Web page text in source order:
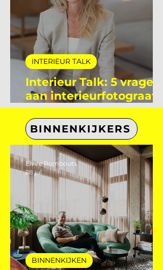
Interieur Talk: 5 vragen
aan interieurfotograaf
Eefje Lammers
INTERIEUR TALK
13 mei 2025 2 minuten om te lezen
BINNENKIJKERS
Elvire Rombouts